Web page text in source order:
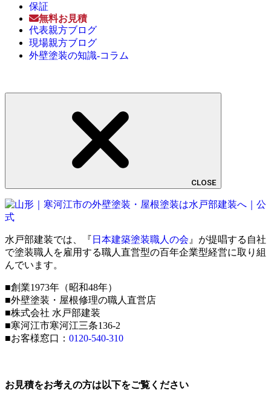
保証
無料お見積
代表親方ブログ
現場親方ブログ
外壁塗装の知識-コラム
CLOSE
水戸部建装では、『 日本建築塗装職人の会 』が提唱する自社
で塗装職人を雇用する職人直営型の百年企業型経営に取り組
んでいます。
■創業1973年（昭和48年）
■外壁塗装・屋根修理の職人直営店
■株式会社 水戸部建装
■寒河江市寒河江三条136-2
■お客様窓口： 0120-540-310
お見積をお考えの方は以下をご覧ください